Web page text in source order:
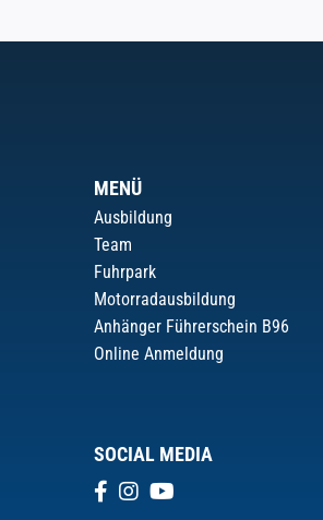
MENÜ
Ausbildung
Team
Fuhrpark
Motorradausbildung
Anhänger Führerschein B96
Online Anmeldung
SOCIAL MEDIA